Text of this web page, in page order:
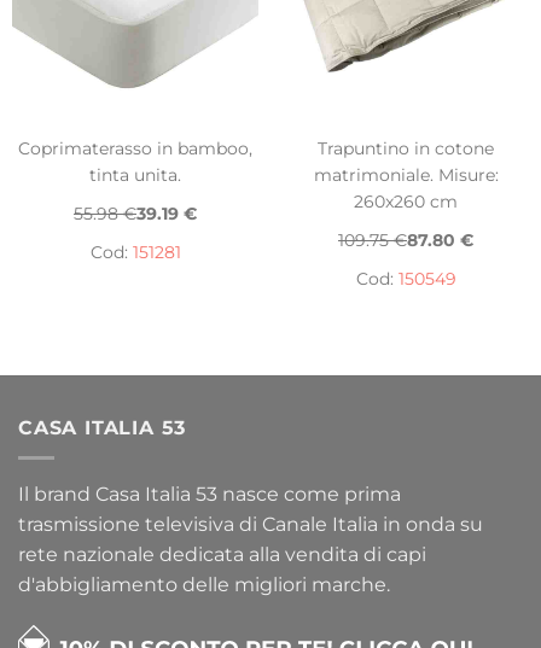
Coprimaterasso in bamboo,
tinta unita.
55.98 €39.19 €
Cod: 151281
Trapuntino in cotone
matrimoniale. Misure:
260x260 cm
109.75 €87.80 €
Cod: 150549
CASA ITALIA 53
Il brand Casa Italia 53 nasce come prima
trasmissione televisiva di Canale Italia in onda su
rete nazionale dedicata alla vendita di capi
d'abbigliamento delle migliori marche.